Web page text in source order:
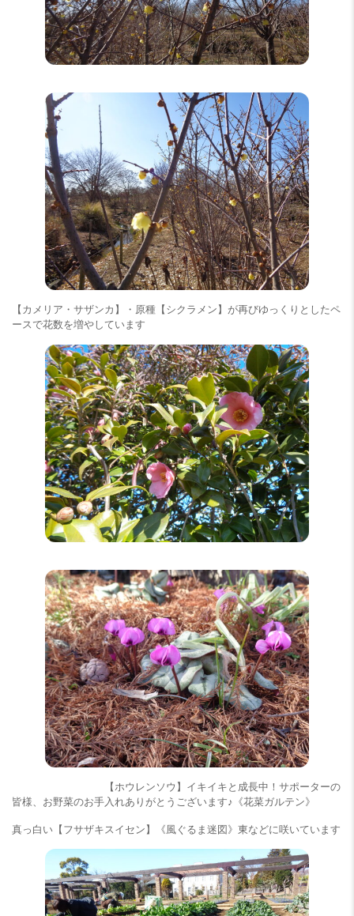
【カメリア・サザンカ】・原種【シクラメン】が再びゆっくりとしたペ
ースで花数を増やしています
【ホウレンソウ】イキイキと成長中！サポーターの
皆様、お野菜のお手入れありがとうございます♪《花菜ガルテン》
真っ白い【フサザキスイセン】《風ぐるま迷図》東などに咲いています